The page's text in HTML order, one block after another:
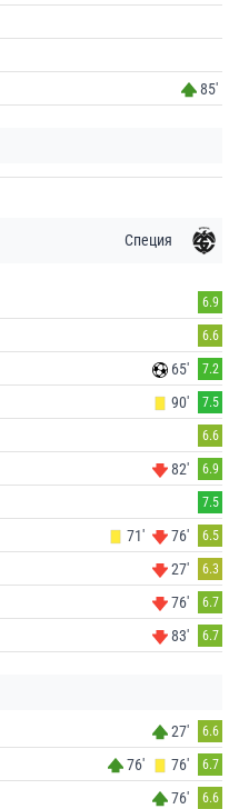
85'
Специя
6.9
6.6
65' 7.2
90' 7.5
6.6
82' 6.9
7.5
71' 76' 6.5
27' 6.3
76' 6.7
83' 6.7
27' 6.6
76' 76' 6.7
76' 6.6